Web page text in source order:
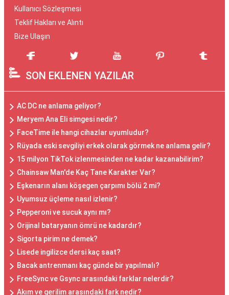
Kullanıcı Sözleşmesi
Teklif Hakları ve Alıntı
Bize Ulaşın
SON EKLENEN YAZILAR
AC DC ne anlama geliyor?
Meryem Ana Eli simgesi nedir?
FaceTime ile hangi cihazlar uyumludur?
Rüyada eski sevgiliyi erkek olarak görmek ne anlama gelir?
15 milyon TikTok izlenmesinden ne kadar kazanabilirim?
Chainsaw Man'de Kaç Tane Karakter Var?
Eşkenarın alanı köşegen çarpımı bölü 2 mi?
Uyumsuz üçleme nasıl izlenir?
Pepperoni ve sucuk aynı mı?
Orijinal bataryanın ömrü ne kadardır?
Sigorta pirim ne demek?
Lisede ingilizce dersi kaç saat?
Bacak antrenmanı kaç günde bir yapılmalı?
FreeSync ve Gsync arasındaki farklar nelerdir?
Akım ve gerilim arasındaki fark nedir?